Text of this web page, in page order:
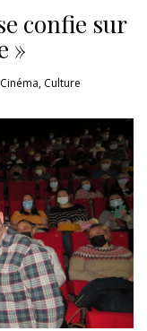
confie sur
»
Cinéma, Culture